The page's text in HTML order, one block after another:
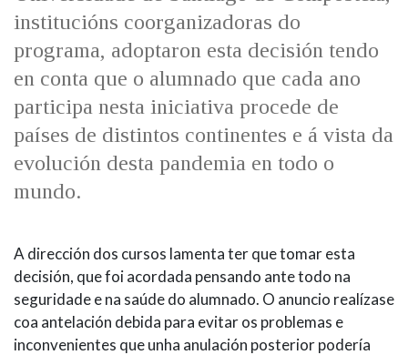
institucións coorganizadoras do
programa, adoptaron esta decisión tendo
en conta que o alumnado que cada ano
participa nesta iniciativa procede de
países de distintos continentes e á vista da
evolución desta pandemia en todo o
mundo.
A dirección dos cursos lamenta ter que tomar esta
decisión, que foi acordada pensando ante todo na
seguridade e na saúde do alumnado. O anuncio realízase
coa antelación debida para evitar os problemas e
inconvenientes que unha anulación posterior podería